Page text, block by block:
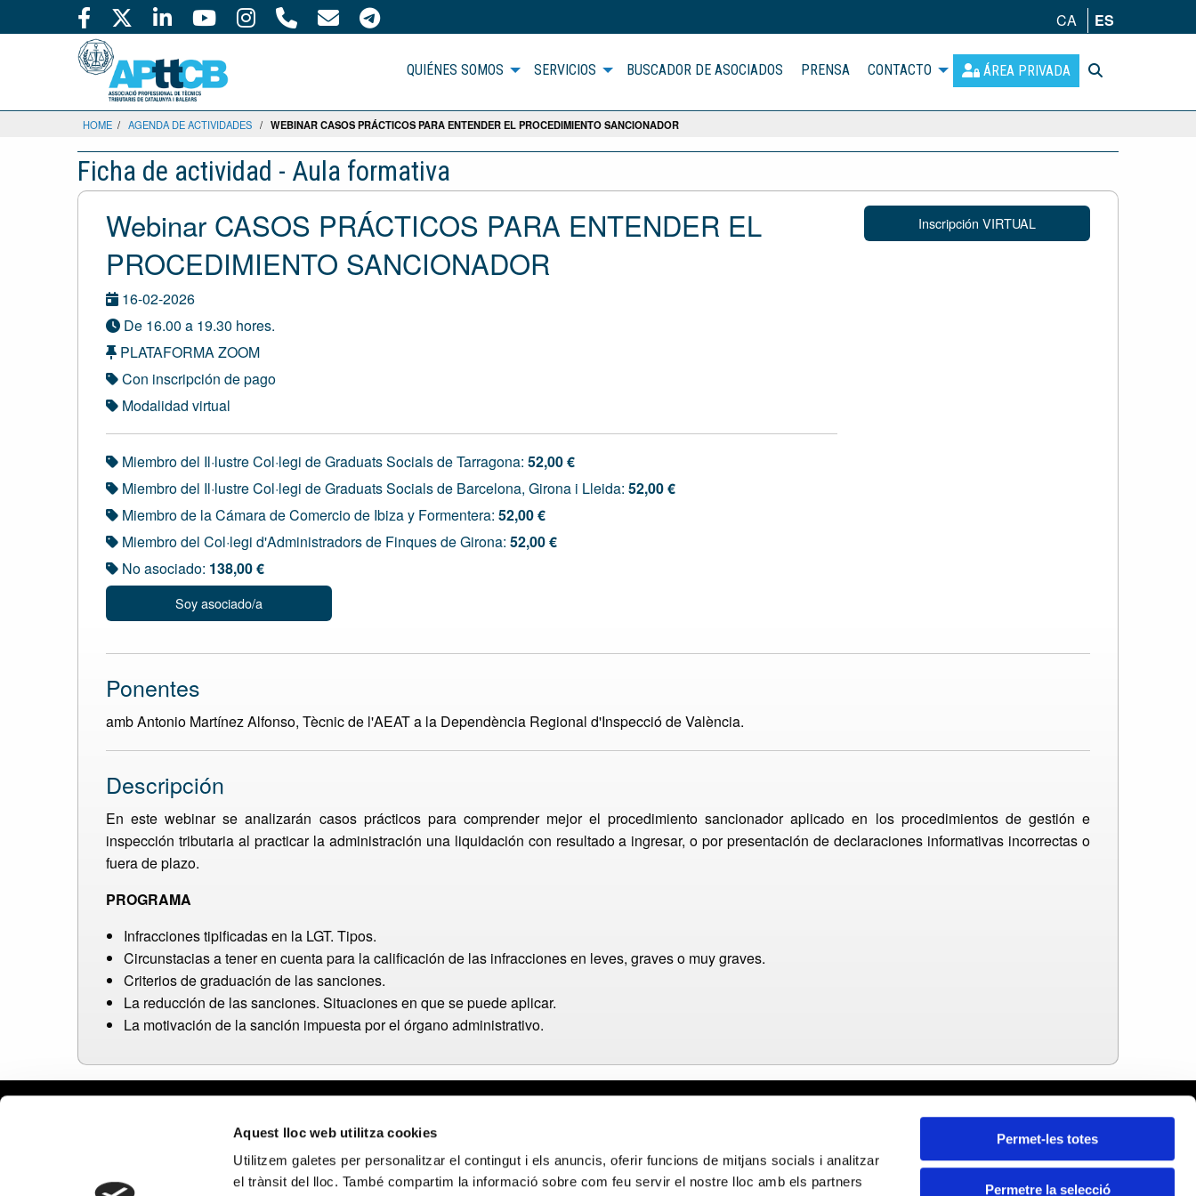
Aquest lloc web utilitza cookies
Utilitzem galetes per personalitzar el contingut i els anuncis, oferir funcions de mitjans socials i analitzar
el trànsit del lloc. També compartim la informació sobre com feu servir el nostre lloc amb els partners
Permet-les totes
Permetre la selecció
CA ES
QUIÉNES SOMOS SERVICIOS BUSCADOR DE ASOCIADOS PRENSA CONTACTO ÁREA PRIVADA
HOME / AGENDA DE ACTIVIDADES / WEBINAR CASOS PRÁCTICOS PARA ENTENDER EL PROCEDIMIENTO SANCIONADOR
Ficha de actividad - Aula formativa
Webinar CASOS PRÁCTICOS PARA ENTENDER EL
PROCEDIMIENTO SANCIONADOR
16-02-2026
De 16.00 a 19.30 hores.
PLATAFORMA ZOOM
Con inscripción de pago
Modalidad virtual
Miembro del Il·lustre Col·legi de Graduats Socials de Tarragona: 52,00 €
Miembro del Il·lustre Col·legi de Graduats Socials de Barcelona, Girona i Lleida: 52,00 €
Miembro de la Cámara de Comercio de Ibiza y Formentera: 52,00 €
Miembro del Col·legi d'Administradors de Finques de Girona: 52,00 €
No asociado: 138,00 €
Soy asociado/a
Inscripción VIRTUAL
Ponentes
amb Antonio Martínez Alfonso, Tècnic de l'AEAT a la Dependència Regional d'Inspecció de València.
Descripción
En este webinar se analizarán casos prácticos para comprender mejor el procedimiento sancionador aplicado en los procedimientos de gestión e
inspección tributaria al practicar la administración una liquidación con resultado a ingresar, o por presentación de declaraciones informativas incorrectas o
fuera de plazo.
PROGRAMA
Infracciones tipificadas en la LGT. Tipos.
Circunstacias a tener en cuenta para la calificación de las infracciones en leves, graves o muy graves.
Criterios de graduación de las sanciones.
La reducción de las sanciones. Situaciones en que se puede aplicar.
La motivación de la sanción impuesta por el órgano administrativo.
Política de privacidad
Política de cookies
Política de privacidad
Delegación Lleida
Delegación Girona